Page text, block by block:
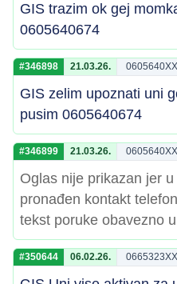
GIS trazim ok gej
0605640674
#346898 21.03.26.
GIS zelim upoznati uni
pusim 0605640674
#346899 21.03.26.
Oglas nije prikazan jer
pronađen kontakt
tekst poruke obavezno
#350644 06.02.26.